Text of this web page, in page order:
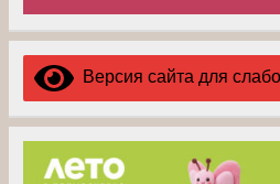
Версия сайта для